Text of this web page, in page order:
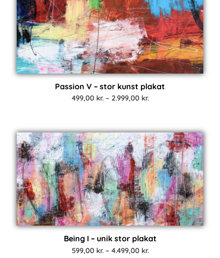
Passion V – stor kunst plakat
499,00 kr. – 2.999,00 kr.Prisinterval:
Being I – unik stor plakat
599,00 kr. – 4.499,00 kr.Prisinterval: